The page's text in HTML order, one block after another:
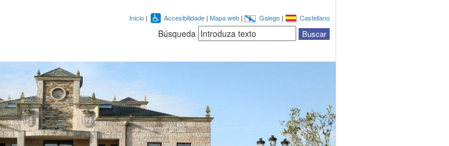
Inicio | Accesibilidade | Mapa web | Galego | Castellano
Búsqueda